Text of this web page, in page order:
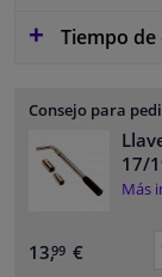
Tiempo de
Consejo para
17/
Más
13,99 €